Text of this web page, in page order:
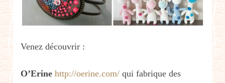
Venez découvrir :
O’Erine http://oerine.com/ qui fabrique des